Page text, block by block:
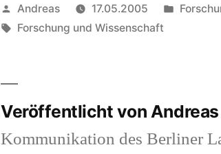
Veröffentlicht
von
Andreas 17.05.2005
Schlagwörter:
Forschung und Wissenschaft
Veröffentlicht von Andreas
Kommunikation des Berliner